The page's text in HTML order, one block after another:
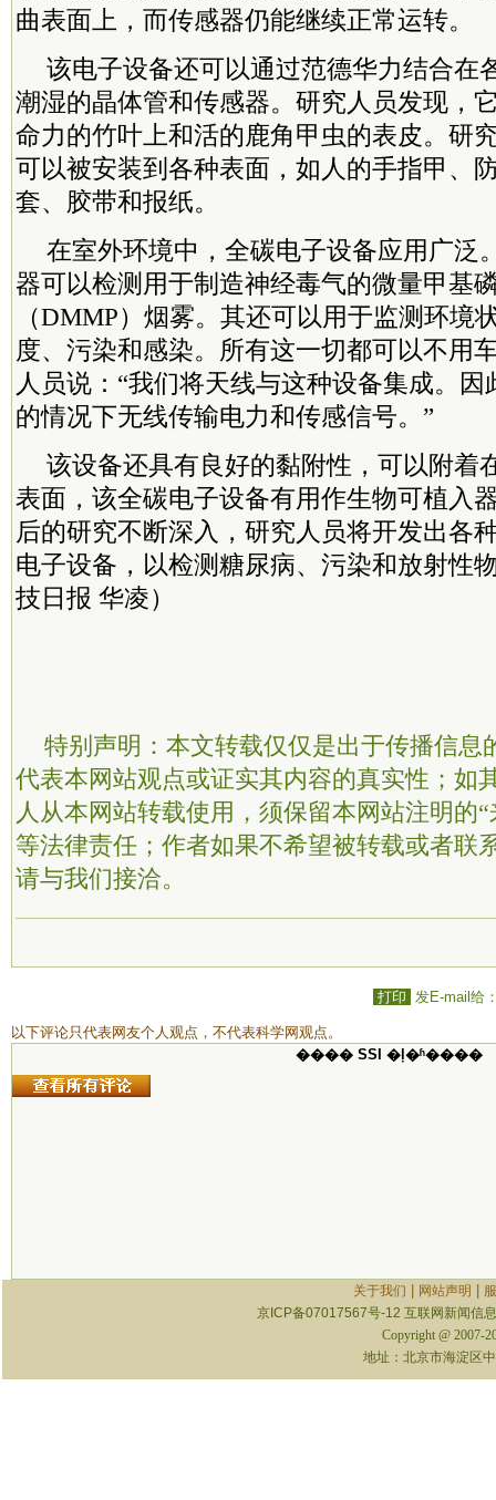
曲表面上，而传感器仍能继续正常运转。
该电子设备还可以通过范德华力结合在
潮湿的晶体管和传感器。研究人员发现，
命力的竹叶上和活的鹿角甲虫的表皮。研
可以被安装到各种表面，如人的手指甲、
套、胶带和报纸。
在室外环境中，全碳电子设备应用广泛
器可以检测用于制造神经毒气的微量甲基
（DMMP）烟雾。其还可以用于监测环境
度、污染和感染。所有这一切都可以不用
人员说：“我们将天线与这种设备集成。
的情况下无线传输电力和传感信号。”
该设备还具有良好的黏附性，可以附着
表面，该全碳电子设备有用作生物可植入
后的研究不断深入，研究人员将开发出各
电子设备，以检测糖尿病、污染和放射性
技日报 华凌）
特别声明：本文转载仅仅是出于传播信息
代表本网站观点或证实其内容的真实性；如
人从本网站转载使用，须保留本网站注明的
等法律责任；作者如果不希望被转载或者联
请与我们接洽。
打印 发E-mail给
以下评论只代表网友个人观点，不代表科学网观点。
���� SSI �ļ�ʱ����
关于我们 网站声明
京ICP备07017567号-12 互联网新闻信
Copyright @ 2007-
地址：北京市海淀区